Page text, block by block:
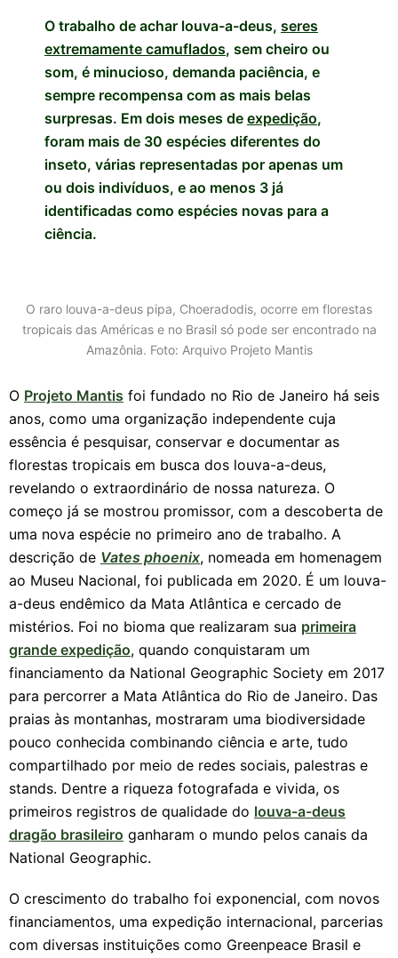
O trabalho de achar louva-a-deus, seres
extremamente camuflados, sem cheiro ou
som, é minucioso, demanda paciência, e
sempre recompensa com as mais belas
surpresas. Em dois meses de expedição,
foram mais de 30 espécies diferentes do
inseto, várias representadas por apenas um
ou dois indivíduos, e ao menos 3 já
identificadas como espécies novas para a
ciência.
O raro louva-a-deus pipa, Choeradodis, ocorre em florestas
tropicais das Américas e no Brasil só pode ser encontrado na
Amazônia. Foto: Arquivo Projeto Mantis
O Projeto Mantis foi fundado no Rio de Janeiro há seis
anos, como uma organização independente cuja
essência é pesquisar, conservar e documentar as
florestas tropicais em busca dos louva-a-deus,
revelando o extraordinário de nossa natureza. O
começo já se mostrou promissor, com a descoberta de
uma nova espécie no primeiro ano de trabalho. A
descrição de Vates phoenix, nomeada em homenagem
ao Museu Nacional, foi publicada em 2020. É um louva-
a-deus endêmico da Mata Atlântica e cercado de
mistérios. Foi no bioma que realizaram sua primeira
grande expedição, quando conquistaram um
financiamento da National Geographic Society em 2017
para percorrer a Mata Atlântica do Rio de Janeiro. Das
praias às montanhas, mostraram uma biodiversidade
pouco conhecida combinando ciência e arte, tudo
compartilhado por meio de redes sociais, palestras e
stands. Dentre a riqueza fotografada e vivida, os
primeiros registros de qualidade do louva-a-deus
dragão brasileiro ganharam o mundo pelos canais da
National Geographic.
O crescimento do trabalho foi exponencial, com novos
financiamentos, uma expedição internacional, parcerias
com diversas instituições como Greenpeace Brasil e